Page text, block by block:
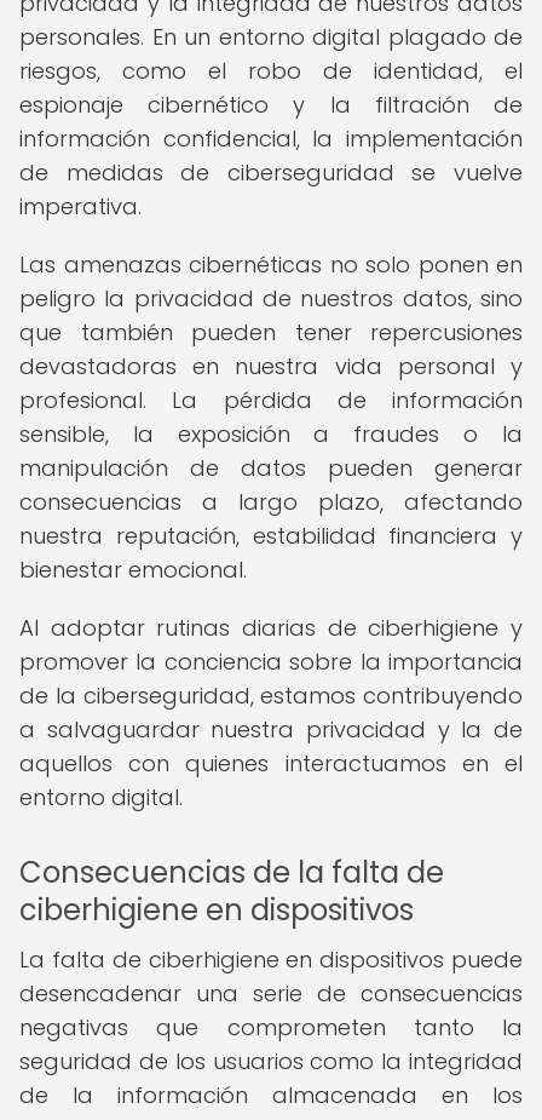
personales. En un entorno digital plagado de
riesgos, como el robo de identidad, el
espionaje cibernético y la filtración de
información confidencial, la implementación
de medidas de ciberseguridad se vuelve
imperativa.
Las amenazas cibernéticas no solo ponen en
peligro la privacidad de nuestros datos, sino
que también pueden tener repercusiones
devastadoras en nuestra vida personal y
profesional. La pérdida de información
sensible, la exposición a fraudes o la
manipulación de datos pueden generar
consecuencias a largo plazo, afectando
nuestra reputación, estabilidad financiera y
bienestar emocional.
Al adoptar rutinas diarias de ciberhigiene y
promover la conciencia sobre la importancia
de la ciberseguridad, estamos contribuyendo
a salvaguardar nuestra privacidad y la de
aquellos con quienes interactuamos en el
entorno digital.
Consecuencias de la falta de
ciberhigiene en dispositivos
La falta de ciberhigiene en dispositivos puede
desencadenar una serie de consecuencias
negativas que comprometen tanto la
seguridad de los usuarios como la integridad
de la información almacenada en los